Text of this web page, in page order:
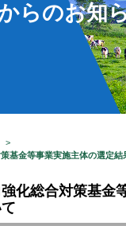
らのお知
基金等事業実施主体の選定結
化総合対策基金